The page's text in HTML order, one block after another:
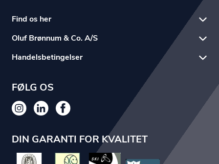
Find os her
Oluf Brønnum & Co. A/S
Handelsbetingelser
FØLG OS
DIN GARANTI FOR KVALITET